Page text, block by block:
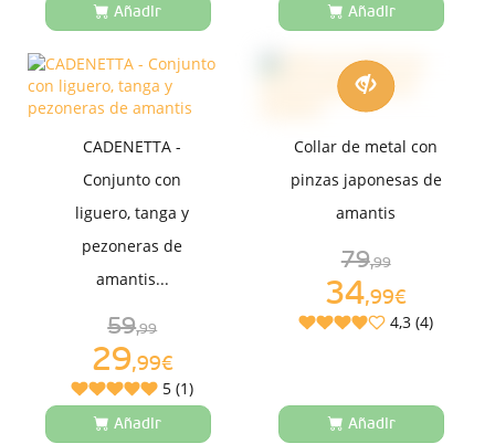
Añadir Añadir
CADENETTA -
Conjunto con
liguero, tanga y
pezoneras de
amantis...
59,99
29,99€
5 (1)
Añadir
Collar de metal con
pinzas japonesas de
amantis
79,99
34,99€
4,3 (4)
Añadir